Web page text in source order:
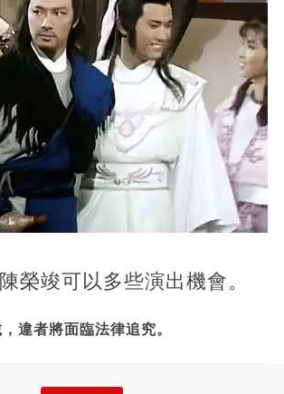
榮竣可以多些演出機會。
違者將面臨法律追究。